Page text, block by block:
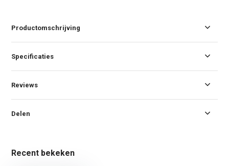
Productomschrijving
Specificaties
Reviews
Delen
Recent bekeken